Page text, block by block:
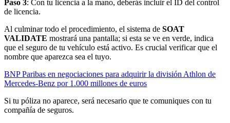
Paso 3: Con tu licencia a la mano, deberás incluir el ID del control
de licencia.
Al culminar todo el procedimiento, el sistema de SOAT
VALIDATE mostrará una pantalla; si esta se ve en verde, indica
que el seguro de tu vehículo está activo. Es crucial verificar que el
nombre que aparezca sea el tuyo.
BNP Paribas en negociaciones para adquirir la división Athlon de
Mercedes-Benz por 1.000 millones de euros
Si tu póliza no aparece, será necesario que te comuniques con tu
compañía de seguros.